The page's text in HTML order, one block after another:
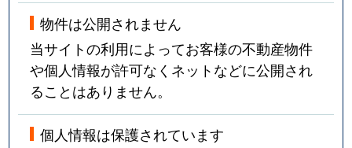
物件は公開されません
当サイトの利用によってお客様の不動産物件
や個人情報が許可なくネットなどに公開され
ることはありません。
個人情報は保護されています